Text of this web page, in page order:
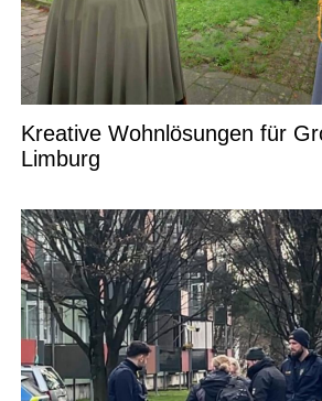
Kreative Wohnlösungen für
Limburg